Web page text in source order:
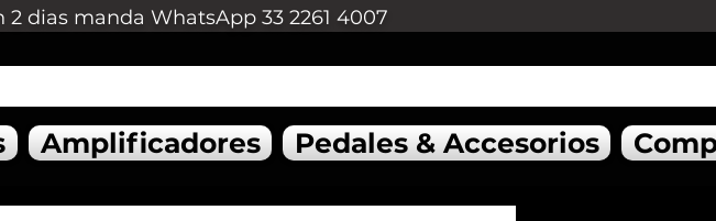
dias manda WhatsApp 33 2261 4007
Amplificadores Pedales & Accesorios